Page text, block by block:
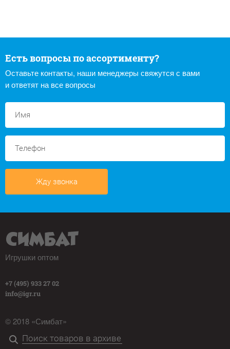
Есть вопросы по ассортименту?
Оставьте контакты, наши менеджеры свяжутся с вами
и ответят на все вопросы
Жду звонка
Игрушки оптом
+7 (495) 933 27 02
info@igr.ru
© 2018 «Симбат»